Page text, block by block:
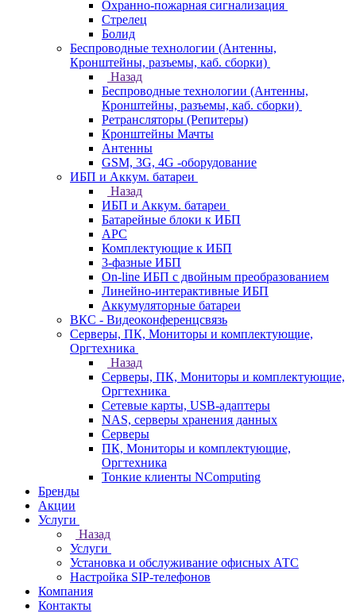
Охранно-пожарная сигнализация
Стрелец
Болид
Беспроводные технологии (Антенны,
Кронштейны, разъемы, каб. сборки)
Назад
Беспроводные технологии (Антенны,
Кронштейны, разъемы, каб. сборки)
Ретрансляторы (Репитеры)
Кронштейны Мачты
Антенны
GSM, 3G, 4G -оборудование
ИБП и Аккум. батареи
Назад
ИБП и Аккум. батареи
Батарейные блоки к ИБП
APC
Комплектующие к ИБП
3-фазные ИБП
On-line ИБП с двойным преобразованием
Линейно-интерактивные ИБП
Аккумуляторные батареи
ВКС - Видеоконференцсвязь
Серверы, ПК, Мониторы и комплектующие,
Оргтехника
Назад
Серверы, ПК, Мониторы и комплектующие,
Оргтехника
Сетевые карты, USB-адаптеры
NAS, серверы хранения данных
Серверы
ПК, Мониторы и комплектующие,
Оргтехника
Тонкие клиенты NComputing
Бренды
Акции
Услуги
Назад
Услуги
Установка и обслуживание офисных АТС
Настройка SIP-телефонов
Компания
Контакты